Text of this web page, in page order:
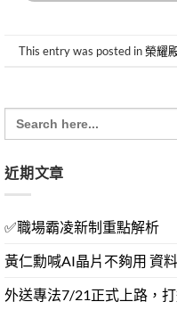
This entry was posted in榮耀
Search
for:
近期文章
✅職場霸凌新制重點解析
黃仁勳喊AI晶片不夠用 資
外送專法7/21正式上路，